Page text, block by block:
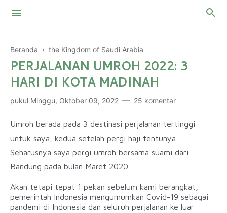
Touring Motor
Kingdom of Saudi Arabia
Skin Care
Beranda › the Kingdom of Saudi Arabia
PERJALANAN UMROH 2022: 3
HARI DI KOTA MADINAH
pukul Minggu, Oktober 09, 2022 25 komentar
Umroh berada pada 3 destinasi perjalanan tertinggi
untuk saya, kedua setelah pergi haji tentunya.
Seharusnya saya pergi umroh bersama suami dari
Bandung pada bulan Maret 2020.
Akan tetapi tepat 1 pekan sebelum kami berangkat,
pemerintah Indonesia mengumumkan Covid-19 sebagai
pandemi di Indonesia dan seluruh perjalanan ke luar